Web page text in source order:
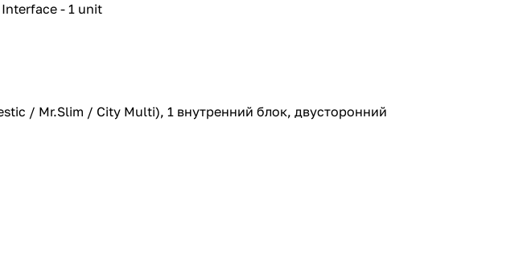
- 1 unit
/ Mr.Slim / City Multi), 1 внутренний блок, двусторонний